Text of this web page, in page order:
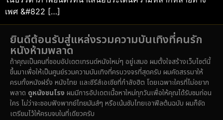
เพศ &#822 […]
ยินดีต้อนรับสู่แหล่งรวมความบันเทิงที่คนรัก
หนังห้ามพลาด
ถ้าคุณเป็นคนที่ชอบอัปเดตเทรนด์หนังใหม่ๆ อยู่เสมอ ผมตั้งใจสร้างเว็บไซต์นี้
ขึ้นมาเพื่อให้เป็นศูนย์รวมความบันเทิงที่ครบวงจรที่สุดครับ ผมคัดสรรมาให้
ครบทั้งหนังฝรั่ง หนังไทย และซีรีส์เอเชียที่กำลังฮิต โดยเฉพาะใครที่ไม่อยาก
พลาด ดูหนังชนโรง ผมมีการอัปเดตเนื้อหาใหม่ทุกวันเพื่อให้คุณได้รับชมก่อน
ใคร ไม่ว่าจะชอบฟังพากย์ไทยมันส์ๆ หรือเน้นซับไทยเอาฟีลต้นฉบับ ผมก็จัด
เตรียมไว้ให้ครบจบในที่เดียวครับ